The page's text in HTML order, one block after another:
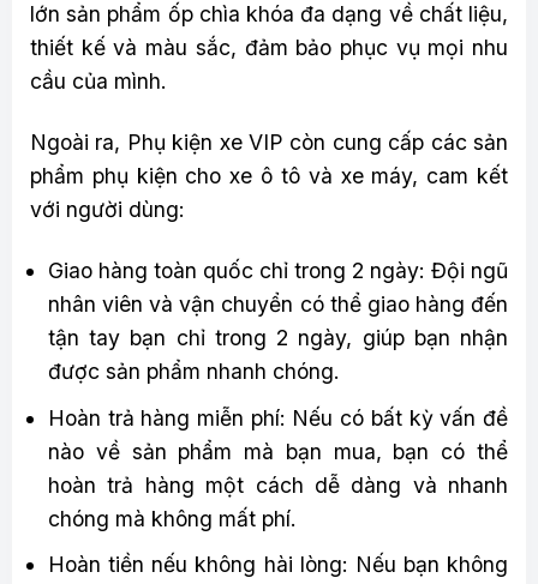
lớn sản phẩm ốp chìa khóa đa dạng về chất liệu,
thiết kế và màu sắc, đảm bảo phục vụ mọi nhu
cầu của mình.
Ngoài ra, Phụ kiện xe VIP còn cung cấp các sản
phẩm phụ kiện cho xe ô tô và xe máy, cam kết
với người dùng:
Giao hàng toàn quốc chỉ trong 2 ngày: Đội ngũ
nhân viên và vận chuyển có thể giao hàng đến
tận tay bạn chỉ trong 2 ngày, giúp bạn nhận
được sản phẩm nhanh chóng.
Hoàn trả hàng miễn phí: Nếu có bất kỳ vấn đề
nào về sản phẩm mà bạn mua, bạn có thể
hoàn trả hàng một cách dễ dàng và nhanh
chóng mà không mất phí.
Hoàn tiền nếu không hài lòng: Nếu bạn không